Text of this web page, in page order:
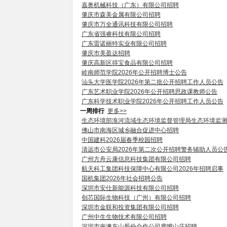
嘉奥机械科技（广东）有限公司招聘
肇庆市森美金属有限公司招聘
肇庆市万全通讯科技有限公司招聘
广东省强睿科技有限公司招聘
广东雷诺丽特实业有限公司招聘
肇庆市美盈达招聘
肇庆高新区得宝食品有限公司招聘
岭南师范学院2026年公开招聘博士公告
汕头大学医学院2026年第二批公开招聘工作人员公告
广东艺术职业学院2026年公开招聘思政课教师公告
广东科学技术职业学院2026年公开招聘工作人员公告
一周排行 更多>>
生态环境部淮河流域生态环境监督管理局生态环境监
佛山市南海区城乡融合促进中心招聘
中国建科2026届春季校园招聘
清远市公安局2026年第二次公开招聘警务辅助人员公
广州方舟云康信息科技集团有限公司招聘
航天科工集团科技保障中心有限公司2026年招聘启事
国机集团2026年社会招聘公告
深圳市安仕新能源科技有限公司招聘
创芯国际生物科技（广州）有限公司招聘
深圳市金联和投资集团有限公司招聘
广州中生生物技术有限公司招聘